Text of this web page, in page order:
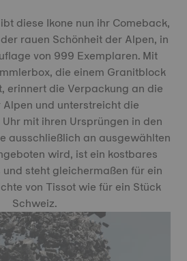
diese Ikone nun ihr Comeback,
rauen Schönheit der Alpen, in
von 999 Exemplaren. Mit
die einem Granitblock
erinnert die Verpackung an die
und unterstreicht die
mit ihren Ursprüngen in den
ausschließlich an ausgewählten
wird, ist ein kostbares
steht gleichermaßen für ein
von Tissot wie für ein Stück
Schweiz.